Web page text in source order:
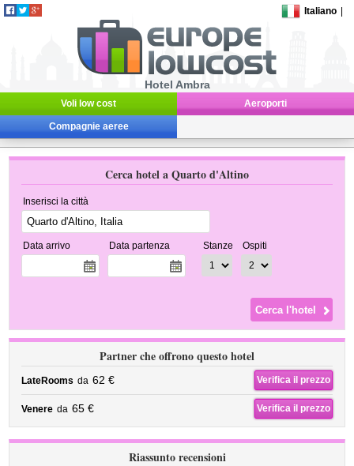
Italiano
Hotel Ambra
Voli low cost Aeroporti
Compagnie aeree
Cerca hotel a Quarto d'Altino
Inserisci la città
Data arrivo Data partenza Stanze Ospiti
Partner che offrono questo hotel
LateRooms da 62 € Verifica il prezzo
Venere da 65 € Verifica il prezzo
Riassunto recensioni